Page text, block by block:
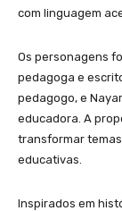
com linguagem
Os personagens
pedagoga e
pedagogo, e
educadora. A
transformar
educativas.
Inspirados em